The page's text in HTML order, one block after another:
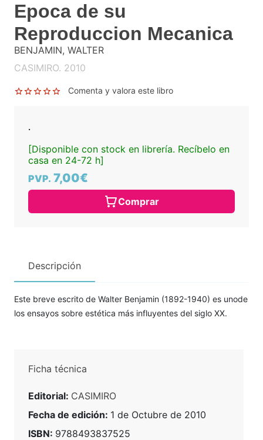
Epoca de su
Reproduccion Mecanica
BENJAMIN, WALTER
CASIMIRO. 2010
Comenta y valora este libro
.
[Disponible con stock en librería. Recíbelo en
casa en 24-72 h]
PVP. 7,00€
Comprar
Descripción
Este breve escrito de Walter Benjamin (1892-1940) es unode
los ensayos sobre estética más influyentes del siglo XX.
Ficha técnica
Editorial: CASIMIRO
Fecha de edición: 1 de Octubre de 2010
ISBN: 9788493837525